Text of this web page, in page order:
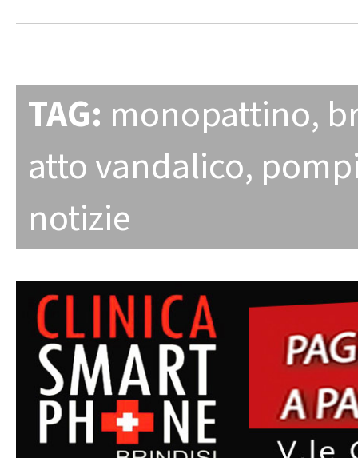
TAG: monopattino,
atto vandalico,
notizie